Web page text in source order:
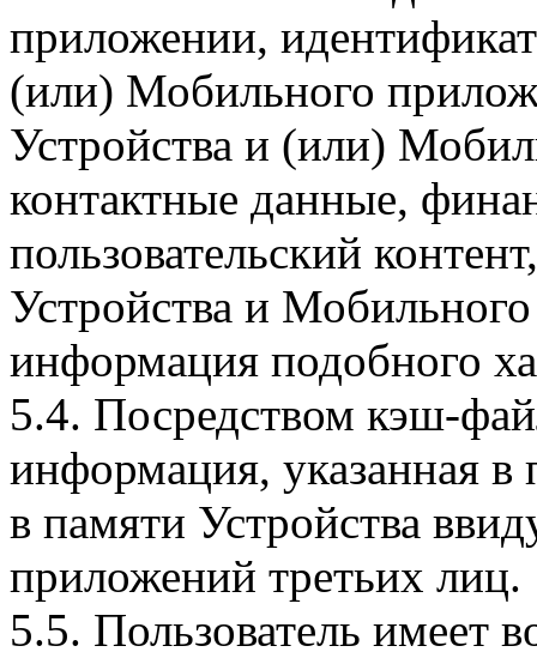
приложении,
(или) Мобильного
Устройства и (или)
контактные данные,
пользовательский
Устройства и
информация подобного
5.4. Посредством кэш-
информация, указанная в
в памяти Устройства
приложений третьих лиц.
5.5. Пользователь имеет